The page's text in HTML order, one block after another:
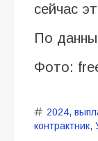
сейчас
По
Фото:
2024,
контрактник,